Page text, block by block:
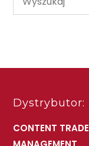
Dystrybutor:
CONTENT TRADE